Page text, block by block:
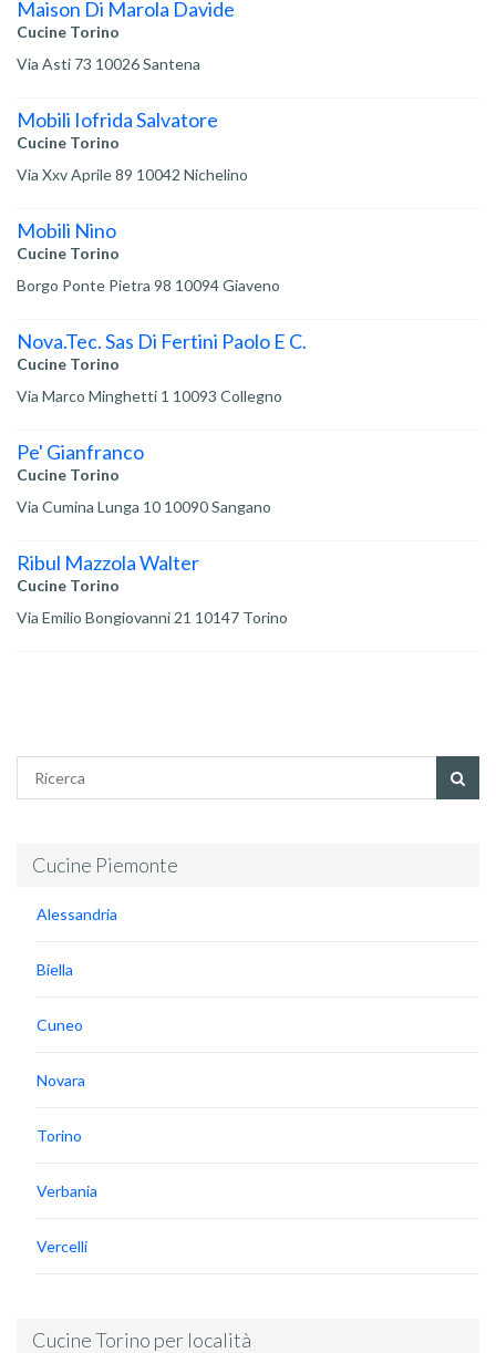
Maison Di Marola Davide
Cucine Torino
Via Asti 73 10026 Santena
Mobili Iofrida Salvatore
Cucine Torino
Via Xxv Aprile 89 10042 Nichelino
Mobili Nino
Cucine Torino
Borgo Ponte Pietra 98 10094 Giaveno
Nova.Tec. Sas Di Fertini Paolo E C.
Cucine Torino
Via Marco Minghetti 1 10093 Collegno
Pe' Gianfranco
Cucine Torino
Via Cumina Lunga 10 10090 Sangano
Ribul Mazzola Walter
Cucine Torino
Via Emilio Bongiovanni 21 10147 Torino
Cucine Piemonte
Alessandria
Biella
Cuneo
Novara
Torino
Verbania
Vercelli
Cucine Torino per località